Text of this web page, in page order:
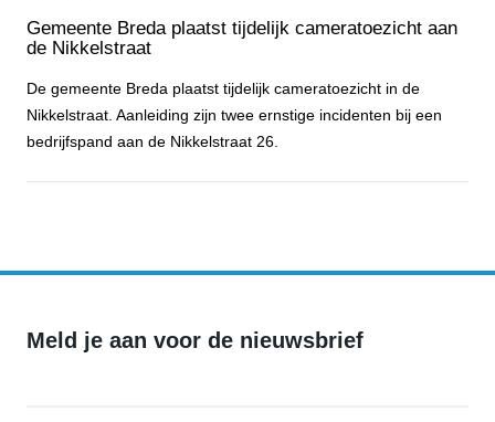
Gemeente Breda plaatst tijdelijk cameratoezicht aan
de Nikkelstraat
De gemeente Breda plaatst tijdelijk cameratoezicht in de
Nikkelstraat. Aanleiding zijn twee ernstige incidenten bij een
bedrijfspand aan de Nikkelstraat 26.
Meld je aan voor de nieuwsbrief